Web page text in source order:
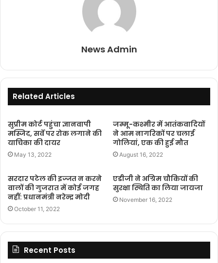
News Admin
Related Articles
सुप्रीम कोर्ट पहुंचा ज्ञानवापी
मस्जिद, सर्वे पर रोक लगाने की
याचिका की दायर
May 13, 2022
जम्मू-कश्मीर में आतंकवादियों
ने आम नागरिकों पर चलाई
गोलियां, एक की हुई मौत
August 16, 2022
सरदार पटेल की इज्जत न करने
वालों की गुजरात में कोई जगह
नहीं: प्रधानमंत्री नरेन्द्र मोदी
October 11, 2022
एडीजी ने अग्रिम चौकियों की
सुरक्षा स्थिति का लिया जायजा
November 16, 2022
Recent Posts